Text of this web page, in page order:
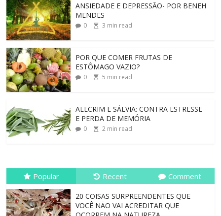
ANSIEDADE E DEPRESSÃO- POR BENEH
MENDES
0 3 min read
POR QUE COMER FRUTAS DE
ESTÔMAGO VAZIO?
0 5 min read
ALECRIM E SÁLVIA: CONTRA ESTRESSE
E PERDA DE MEMÓRIA
0 2 min read
Popular Recent Comment
20 COISAS SURPREENDENTES QUE
VOCÊ NÃO VAI ACREDITAR QUE